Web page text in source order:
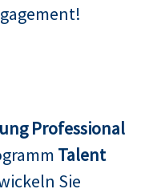
Professional
Talent
Sie